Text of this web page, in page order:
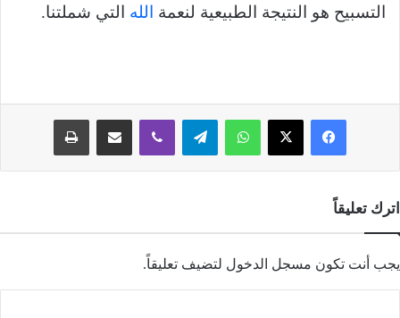
التسبيح هو النتيجة الطبيعية لنعمة الله التي شملتنا.
فيسبوك‫X واتسابتيلقرامڤايبر مشاركة عبر البريد طباعة
اترك تعليقاً
يجب أنت تكون مسجل الدخول لتضيف تعليقاً.